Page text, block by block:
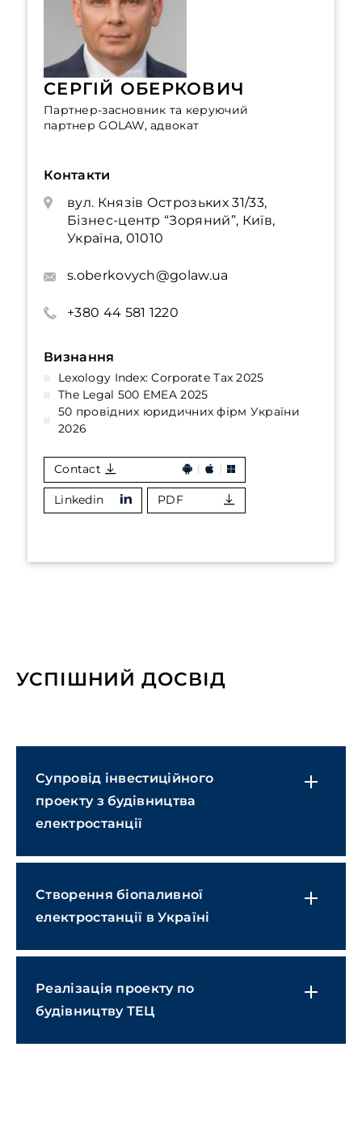
СЕРГІЙ ОБЕРКОВИЧ
Партнер-засновник та керуючий
партнер GOLAW, адвокат
Контакти
вул. Князів Острозьких 31/33,
Бізнес-центр “Зоряний”, Київ,
Україна, 01010
s.oberkovych@golaw.ua
+380 44 581 1220
Визнання
Lexology Index: Corporate Tax 2025
The Legal 500 EMEA 2025
50 провідних юридичних фірм України
2026
Contact
Linkedin PDF
УСПІШНИЙ ДОСВІД
Супровід інвестиційного
проекту з будівництва
електростанції
Створення біопаливної
електростанції в Україні
Реалізація проекту по
будівництву ТЕЦ